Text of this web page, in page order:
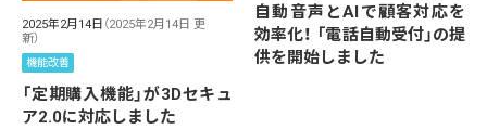
2025年2月14日 （2025年2月14日 更
新）
機能改善
「定期購入機能」が3Dセキュ
ア2.0に対応しました
自動音声とAIで顧客対応を
効率化！ 「電話自動受付」の提
供を開始しました